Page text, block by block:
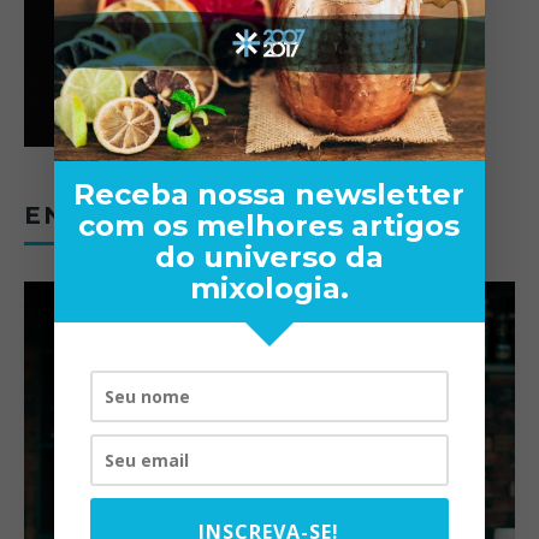
ENTREVISTAS
Receba nossa newsletter
com os melhores artigos
do universo da
mixologia.
INSCREVA-SE!